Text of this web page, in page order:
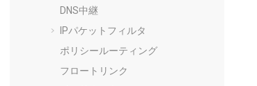
DNS中継
IPパケットフィルタ
ポリシールーティング
フロートリンク